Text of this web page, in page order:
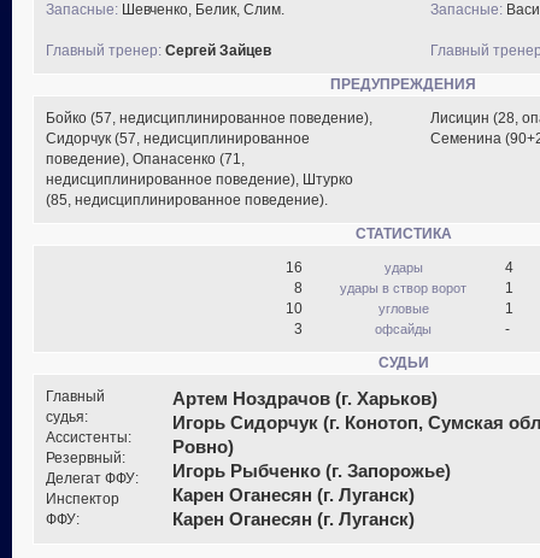
Запасные: Шевченко, Белик, Слим.
Главный тренер: Сергей Зайцев
Запасные:
Главный
ПРЕДУПРЕЖДЕНИЯ
Бойко (57, недисциплинированное поведение),
Сидорчук (57, недисциплинированное
поведение), Опанасенко (71,
недисциплинированное поведение), Штурко
(85, недисциплинированное поведение).
Лисицин (28,
Семенина
СТАТИСТИКА
16
8
10
3
удары
удары в створ ворот
угловые
офсайды
4
1
1
-
СУДЬИ
Главный
судья:
Ассистенты:
Резервный:
Делегат ФФУ:
Инспектор
ФФУ:
Артем Ноздрачов (г. Харьков)
Игорь Сидорчук (г. Конотоп, Сумская
Ровно)
Игорь Рыбченко (г. Запорожье)
Карен Оганесян (г. Луганск)
Карен Оганесян (г. Луганск)